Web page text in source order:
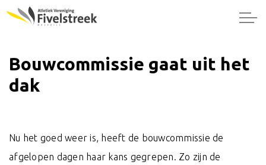
Bouwcommissie gaat uit het
dak
Nu het goed weer is, heeft de bouwcommissie de
afgelopen dagen haar kans gegrepen. Zo zijn de